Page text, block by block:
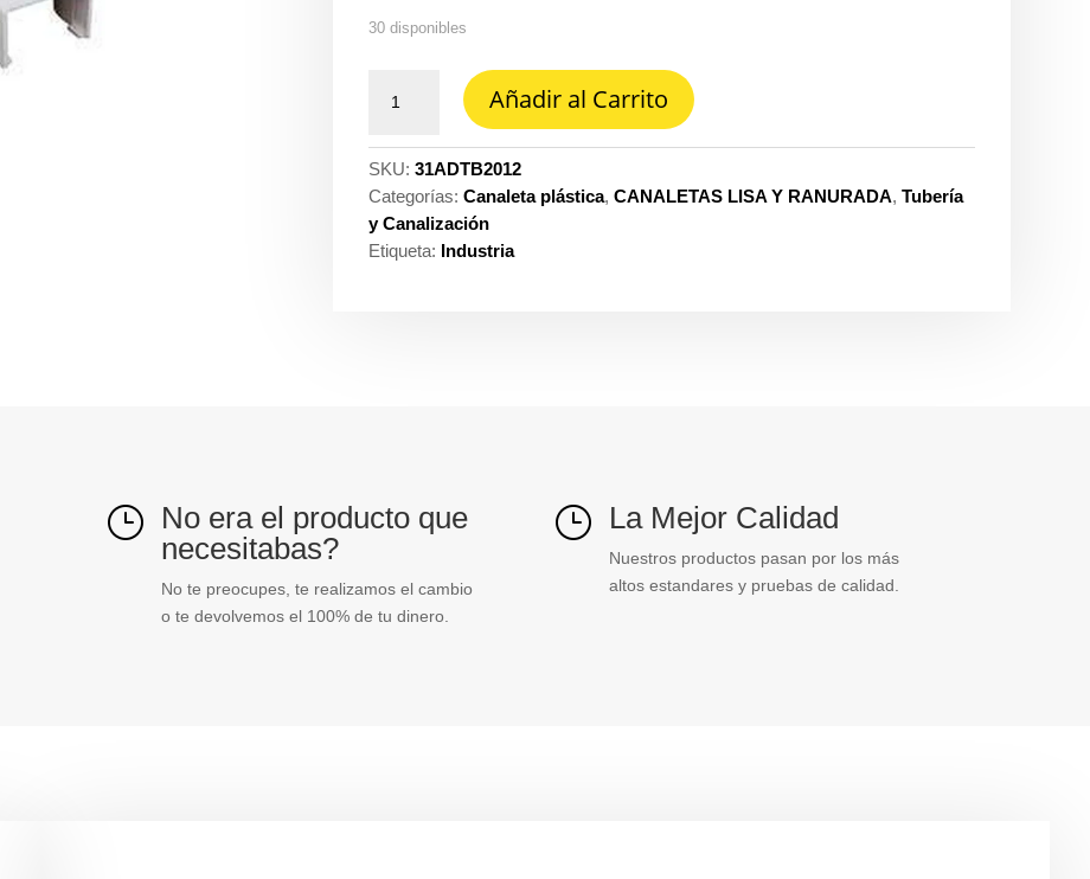
30 disponibles
20
MM
x
12
Añadir al Carrito
SKU:31ADTB2012
Categorías:Canaleta plástica,CANALETAS LISA Y RANURADA,Tubería
y Canalización
Etiqueta: Industria
} No era el producto que
necesitabas?
No te preocupes, te realizamos el cambio
o te devolvemos el 100% de tu dinero.
} La Mejor Calidad
Nuestros productos pasan por los más
altos estandares y pruebas de calidad.